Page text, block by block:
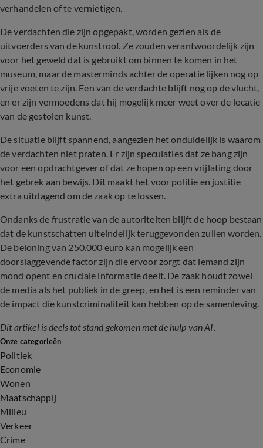
verhandelen of te vernietigen.
De verdachten die zijn opgepakt, worden gezien als de
uitvoerders van de kunstroof. Ze zouden verantwoordelijk zijn
voor het geweld dat is gebruikt om binnen te komen in het
museum, maar de masterminds achter de operatie lijken nog op
vrije voeten te zijn. Een van de verdachte blijft nog op de vlucht,
en er zijn vermoedens dat hij mogelijk meer weet over de locatie
van de gestolen kunst.
De situatie blijft spannend, aangezien het onduidelijk is waarom
de verdachten niet praten. Er zijn speculaties dat ze bang zijn
voor een opdrachtgever of dat ze hopen op een vrijlating door
het gebrek aan bewijs. Dit maakt het voor politie en justitie
extra uitdagend om de zaak op te lossen.
Ondanks de frustratie van de autoriteiten blijft de hoop bestaan
dat de kunstschatten uiteindelijk teruggevonden zullen worden.
De beloning van 250.000 euro kan mogelijk een
doorslaggevende factor zijn die ervoor zorgt dat iemand zijn
mond opent en cruciale informatie deelt. De zaak houdt zowel
de media als het publiek in de greep, en het is een reminder van
de impact die kunstcriminaliteit kan hebben op de samenleving.
Dit artikel is deels tot stand gekomen met de hulp van AI.
Onze categorieën
Politiek
Economie
Wonen
Maatschappij
Milieu
Verkeer
Crime